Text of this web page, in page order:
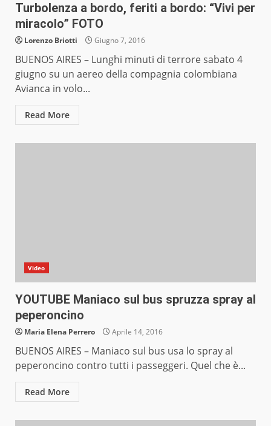
Turbolenza a bordo, feriti a bordo: “Vivi per
miracolo” FOTO
Lorenzo Briotti Giugno 7, 2016
BUENOS AIRES – Lunghi minuti di terrore sabato 4
giugno su un aereo della compagnia colombiana
Avianca in volo...
Read More
Video
YOUTUBE Maniaco sul bus spruzza spray al
peperoncino
Maria Elena Perrero Aprile 14, 2016
BUENOS AIRES – Maniaco sul bus usa lo spray al
peperoncino contro tutti i passeggeri. Quel che è...
Read More